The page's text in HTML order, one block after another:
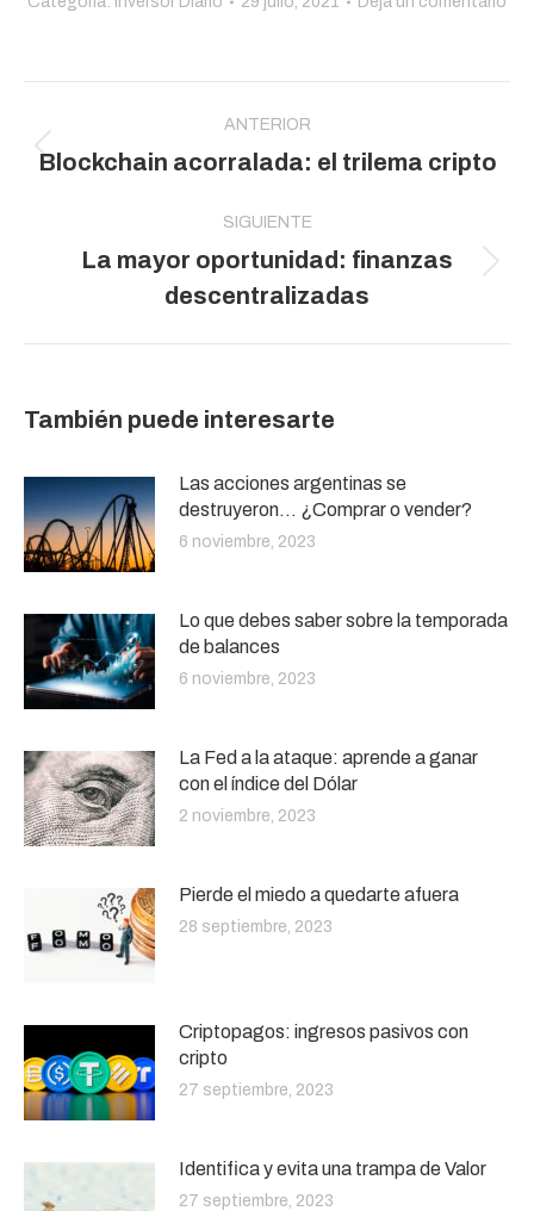
entre
publicaciones
ANTERIOR
Publicación
Blockchain acorralada: el trilema cripto
SIGUIENTE
Publicación
siguiente:
La mayor oportunidad: finanzas
descentralizadas
También puede interesarte
Las acciones argentinas se
destruyeron… ¿Comprar o vender?
6 noviembre, 2023
Lo que debes saber sobre la temporada
de balances
6 noviembre, 2023
La Fed a la ataque: aprende a ganar
con el índice del Dólar
2 noviembre, 2023
Pierde el miedo a quedarte afuera
28 septiembre, 2023
Criptopagos: ingresos pasivos con
cripto
27 septiembre, 2023
Identifica y evita una trampa de Valor
27 septiembre, 2023